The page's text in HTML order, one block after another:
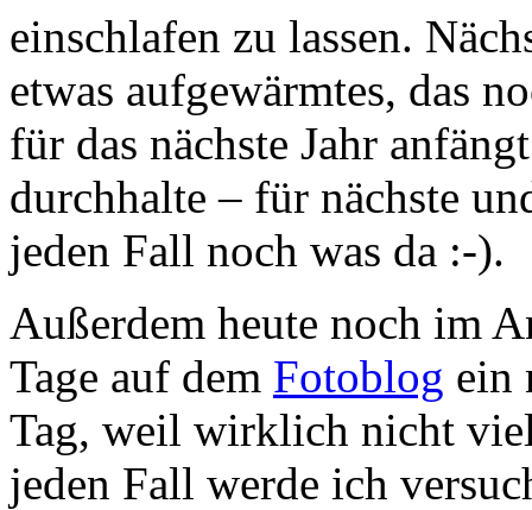
einschlafen zu lassen.
etwas aufgewärmtes, das
für das nächste Jahr
durchhalte – für nächste
jeden Fall noch was da :-).
Außerdem heute noch im
Tage auf dem Fotoblog ein
Tag, weil wirklich nicht
jeden Fall werde ich